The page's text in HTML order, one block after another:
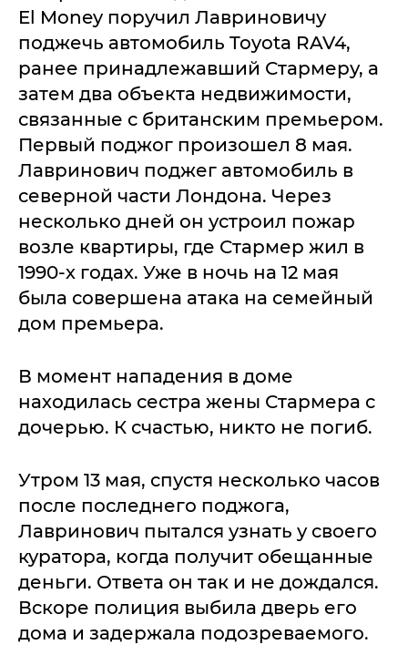
El Money поручил Лавриновичу
поджечь автомобиль Toyota RAV4,
ранее принадлежавший Стармеру, а
затем два объекта недвижимости,
связанные с британским премьером.
Первый поджог произошел 8 мая.
Лавринович поджег автомобиль в
северной части Лондона. Через
несколько дней он устроил пожар
возле квартиры, где Стармер жил в
1990-х годах. Уже в ночь на 12 мая
была совершена атака на семейный
дом премьера.
В момент нападения в доме
находилась сестра жены Стармера с
дочерью. К счастью, никто не погиб.
Утром 13 мая, спустя несколько часов
после последнего поджога,
Лавринович пытался узнать у своего
куратора, когда получит обещанные
деньги. Ответа он так и не дождался.
Вскоре полиция выбила дверь его
дома и задержала подозреваемого.